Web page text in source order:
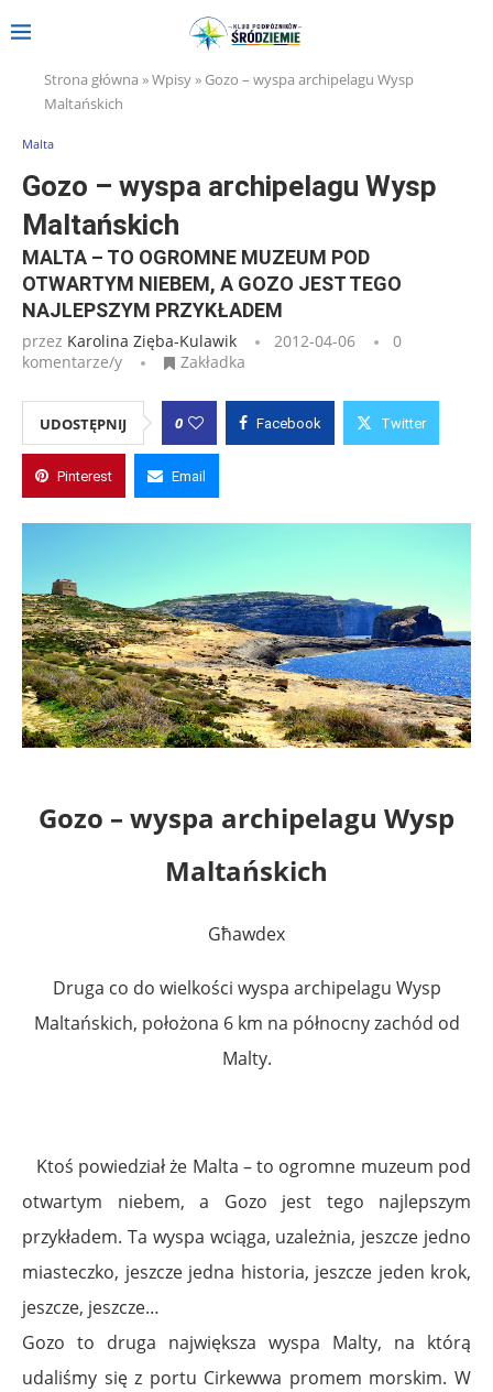
Strona główna »Wpisy» Gozo – wyspa archipelagu Wysp
Maltańskich
Malta
Gozo – wyspa archipelagu Wysp
Maltańskich
MALTA – TO OGROMNE MUZEUM POD
OTWARTYM NIEBEM, A GOZO JEST TEGO
NAJLEPSZYM PRZYKŁADEM
przez Karolina Zięba-Kulawik 2012-04-06
0
komentarze/y
Zakładka
UDOSTĘPNIJ 0 Facebook Twitter
Pinterest Email
Gozo – wyspa archipelagu Wysp
Maltańskich
Għawdex
Druga co do wielkości wyspa archipelagu Wysp
Maltańskich, położona 6 km na północny zachód od
Malty.
Ktoś powiedział że Malta – to ogromne muzeum pod
otwartym niebem, a Gozo jest tego najlepszym
przykładem. Ta wyspa wciąga, uzależnia, jeszcze jedno
miasteczko, jeszcze jedna historia, jeszcze jeden krok,
jeszcze, jeszcze…
Gozo to druga największa wyspa Malty, na którą
udaliśmy się z portu Cirkewwa promem morskim. W